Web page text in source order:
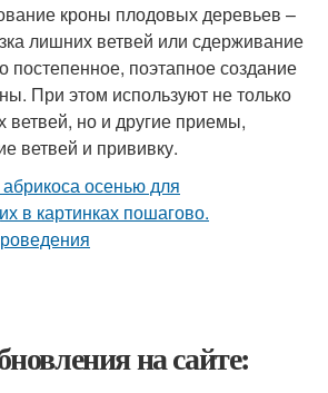
кроны плодовых деревьев –
лишних ветвей или сдерживание
постепенное, поэтапное создание
При этом используют не только
ветвей, но и другие приемы,
ветвей и прививку.
на сайте: